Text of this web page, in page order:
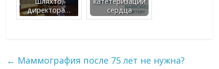
директора…
сердца
← Маммография после 75 лет не нужна?